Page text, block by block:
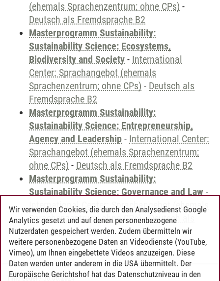
(ehemals Sprachenzentrum; ohne CPs) -
Deutsch als Fremdsprache B2
Masterprogramm Sustainability:
Sustainability Science: Ecosystems,
Biodiversity and Society - International
Center: Sprachangebot (ehemals
Sprachenzentrum; ohne CPs) - Deutsch als
Fremdsprache B2
Masterprogramm Sustainability:
Sustainability Science: Entrepreneurship,
Agency and Leadership - International Center:
Sprachangebot (ehemals Sprachenzentrum;
ohne CPs) - Deutsch als Fremdsprache B2
Masterprogramm Sustainability:
Sustainability Science: Governance and Law -
International Center: Sprachangebot (ehemals
Sprachenzentrum; ohne CPs)-Deutsch als
Fremdsprache B2
Timo Leder/30.06.2024
Wir verwenden Cookies, die durch den Analysedienst Google
Analytics gesetzt und auf denen personenbezogene
Nutzerdaten gespeichert werden. Zudem übermitteln wir
weitere personenbezogene Daten an Videodienste (YouTube,
Vimeo), um Ihnen eingebettete Videos anzuzeigen. Diese
Daten werden unter anderem in die USA übermittelt. Der
Europäische Gerichtshof hat das Datenschutzniveau in den